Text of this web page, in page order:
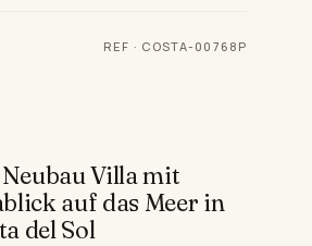
REF · COSTA-00768P
Villa mit
auf das Meer in
del Sol